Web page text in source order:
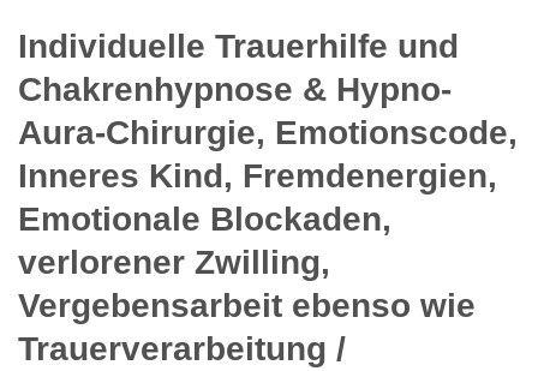
Individuelle Trauerhilfe und
Chakrenhypnose & Hypno-
Aura-Chirurgie, Emotionscode,
Inneres Kind, Fremdenergien,
Emotionale Blockaden,
verlorener Zwilling,
Vergebensarbeit ebenso wie
Trauerverarbeitung /